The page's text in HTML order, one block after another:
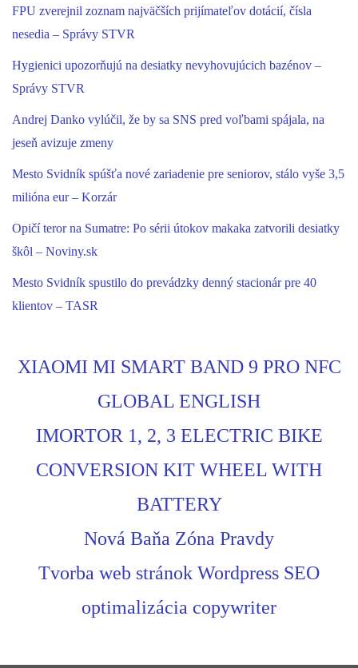
FPU zverejnil zoznam najväčších prijímateľov dotácií, čísla
nesedia – Správy STVR
Hygienici upozorňujú na desiatky nevyhovujúcich bazénov –
Správy STVR
Andrej Danko vylúčil, že by sa SNS pred voľbami spájala, na
jeseň avizuje zmeny
Mesto Svidník spúšťa nové zariadenie pre seniorov, stálo vyše 3,5
milióna eur – Korzár
Opičí teror na Sumatre: Po sérii útokov makaka zatvorili desiatky
škôl – Noviny.sk
Mesto Svidník spustilo do prevádzky denný stacionár pre 40
klientov – TASR
XIAOMI MI SMART BAND 9 PRO NFC
GLOBAL ENGLISH
IMORTOR 1, 2, 3 ELECTRIC BIKE
CONVERSION KIT WHEEL WITH
BATTERY
Nová Baňa Zóna Pravdy
Tvorba web stránok Wordpress SEO
optimalizácia copywriter